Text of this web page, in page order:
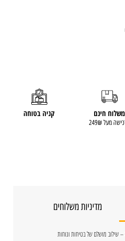
משלוח חינם
מעל 249₪
קניה בטוחה
מדיניות משלוחים